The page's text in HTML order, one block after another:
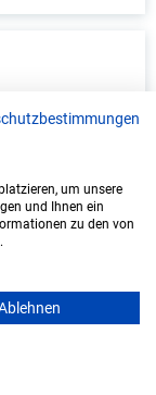
am
um unsere
und Ihnen ein
zu den von